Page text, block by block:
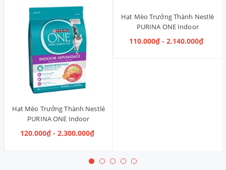
Hạt Mèo Trưởng Thành Nestlé
PURINA ONE Indoor
Advantage Salmon & Tuna [Vị
Cá Hồi & Cá Ngừ]
120.000₫ - 2.300.000₫
Hạt Mèo Trưởng Thành Nestlé
PURINA ONE Indoor
Advantage [Vị Gà]
110.000₫ - 2.140.000₫